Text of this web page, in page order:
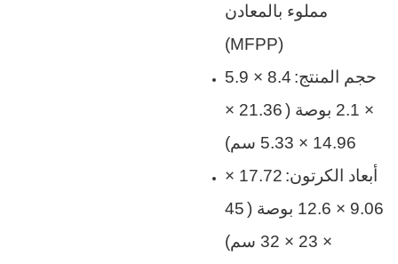
مملوء بالمعادن
(MFPP)
حجم المنتج:
8.4 × 5.9
× 2.1 بوصة (
21.36 ×
14.96 × 5.33 سم)
أبعاد الكرتون:
17.72 ×
9.06 × 12.6 بوصة (
45
× 23 × 32 سم)